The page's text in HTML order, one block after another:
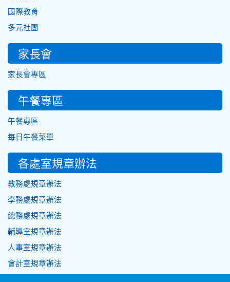
國際教育
多元社團
家長會
家長會專區
午餐專區
午餐專區
每日午餐菜單
各處室規章辦法
教務處規章辦法
學務處規章辦法
總務處規章辦法
輔導室規章辦法
人事室規章辦法
會計室規章辦法